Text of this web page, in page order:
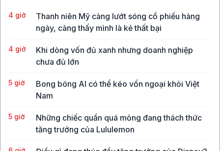
4 giờ
Thanh niên Mỹ càng lướt sóng cổ phiếu hàng
ngày, càng thấy mình là kẻ thất bại
4 giờ
Khi dòng vốn đủ xanh nhưng doanh nghiệp
chưa đủ lớn
5 giờ
Bong bóng AI có thể kéo vốn ngoại khỏi Việt
Nam
5 giờ
Những chiếc quần quá mỏng đang thách thức
tăng trưởng của Lululemon